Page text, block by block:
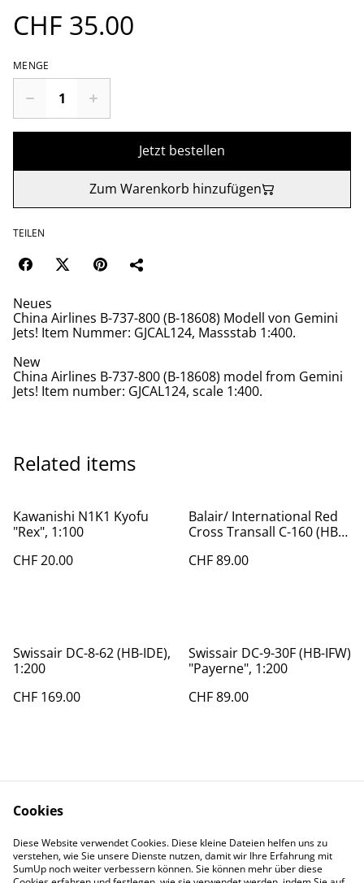
CHF 35.00
MENGE
Jetzt bestellen
Zum Warenkorb hinzufügen
TEILEN
Neues
China Airlines B-737-800 (B-18608) Modell von Gemini
Jets! Item Nummer: GJCAL124, Massstab 1:400.
New
China Airlines B-737-800 (B-18608) model from Gemini
Jets! Item number: GJCAL124, scale 1:400.
Related items
Kawanishi N1K1 Kyofu
"Rex", 1:100
CHF 20.00
Balair/ International Red
Cross Transall C-160 (HB-
CHF 89.00
Swissair DC-8-62 (HB-IDE),
1:200
CHF 169.00
Swissair DC-9-30F (HB-IFW)
"Payerne", 1:200
CHF 89.00
Contact Us
Legal Terms
Privacy Policy
Cookie Policy
Cookies
Diese Website verwendet Cookies. Diese kleine Dateien helfen uns zu
verstehen, wie Sie unsere Dienste nutzen, damit wir Ihre Erfahrung mit
SumUp noch weiter verbessern können. Sie können mehr über diese